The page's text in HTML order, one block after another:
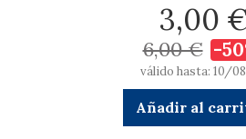
3,00
6,00 € -
válido hasta: 10/
Añadir al